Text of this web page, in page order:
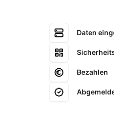
Daten
Bezahlen